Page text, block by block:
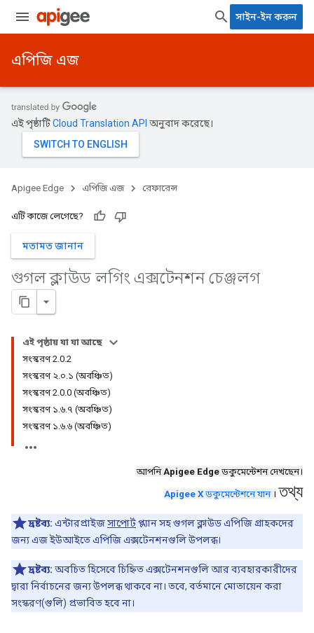
সাইন-ইন করুন
এপিজি এজ
এই পৃষ্ঠাটিCloud Translation API অনুবাদ করেছে।
Apigee Edge এপিজি এজ রেফারেন্স
এটি কাজে লেগেছে?
মতামত জানান
গুগল ক্লাউড লগিং এক্সটেনশন চেঞ্জলগ
এই পৃষ্ঠায় যা যা আছে
সংস্করণ 2.0.2
সংস্করণ ২.০.১ (অবঞ্চিত)
সংস্করণ 2.0.0 (অবঞ্চিত)
সংস্করণ ১.৬.৭ (অবঞ্চিত)
সংস্করণ ১.৬.৬ (অবঞ্চিত)
আপনিApigee Edge ডকুমেন্টেশন দেখছেন।
Apigee X ডকুমেন্টেশনে যান। তথ্য
দ্রষ্টব্য: এন্টারপ্রাইজসাপোর্টপ্ল্যান সহ গুগল ক্লাউড এপিজি গ্রাহকদের
জন্য এজ ইউআইতে এপিজি এক্সটেনশনগুলি উপলব্ধ।
দ্রষ্টব্য: অবচিত হিসেবে চিহ্নিত এক্সটেনশনগুলি আর ব্যবহারকারীদের
দ্বারা নির্বাচনের জন্য উপলব্ধ থাকবে না। তবে, বর্তমানে মোতায়েন করা
সংস্করণ(গুলি) প্রভাবিত হবে না।